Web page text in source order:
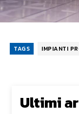
TAGS IMPIANTI
Ultimi